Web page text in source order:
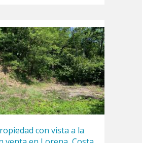
con vista a la